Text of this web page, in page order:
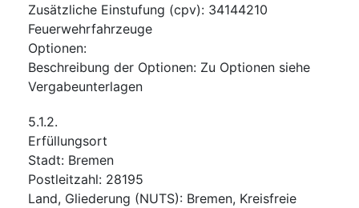
Zusätzliche Einstufung (cpv): 34144210
Feuerwehrfahrzeuge
Optionen:
Beschreibung der Optionen: Zu Optionen siehe
Vergabeunterlagen
5.1.2.
Erfüllungsort
Stadt: Bremen
Postleitzahl: 28195
Land, Gliederung (NUTS): Bremen, Kreisfreie